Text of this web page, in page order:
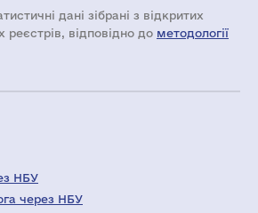
дані зібрані з відкритих
реєстрів, відповідно до методології
НБУ
через НБУ